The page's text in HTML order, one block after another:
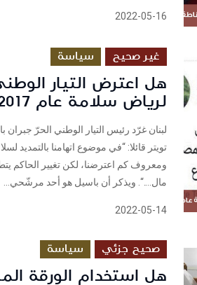
2022-05-16
غير صحيح سياسة
هل اعترض التيار
لرياض سلامة عام 2017؟
تويتر قائلا: “في موضوع اتهامنا بالتمديد
ومعروف كم اعترضنا، لكن تغيير الحاكم
مال….“. ويذكر أن باسيل هو أحد مرشّحي...
2022-05-14
صحيح جزئي سياسة
هل استخدام الورقة